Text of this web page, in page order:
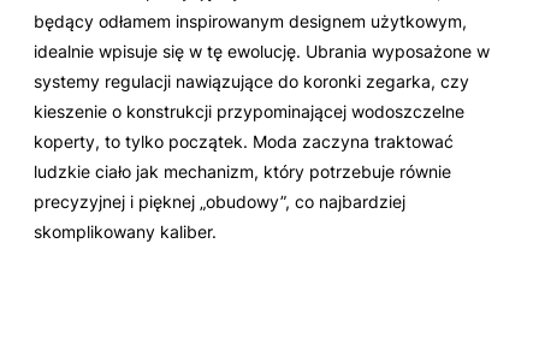
będący odłamem inspirowanym designem użytkowym,
idealnie wpisuje się w tę ewolucję. Ubrania wyposażone w
systemy regulacji nawiązujące do koronki zegarka, czy
kieszenie o konstrukcji przypominającej wodoszczelne
koperty, to tylko początek. Moda zaczyna traktować
ludzkie ciało jak mechanizm, który potrzebuje równie
precyzyjnej i pięknej „obudowy”, co najbardziej
skomplikowany kaliber.